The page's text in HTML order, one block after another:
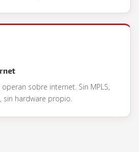
sobre internet. Sin MPLS,
sin hardware propio.